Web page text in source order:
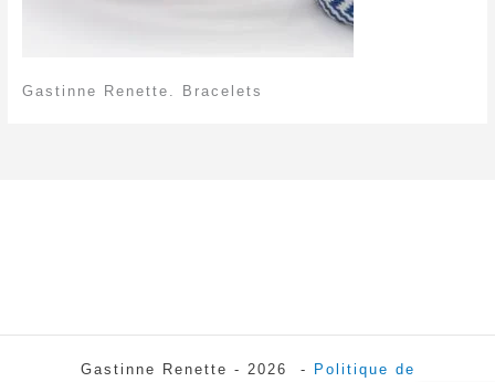
Gastinne Renette. Bracelets
Gastinne Renette - 2026 - Politique de